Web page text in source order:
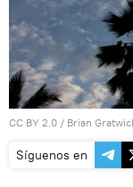
CC BY 2.0 / Brian
Síguenos en